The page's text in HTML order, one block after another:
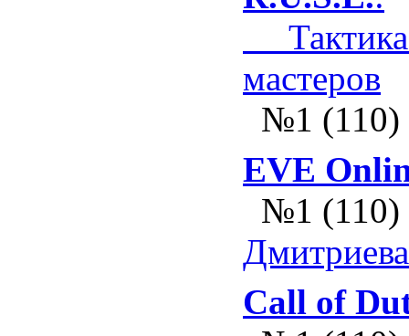
Тактика
мастеров
№1 (110)
EVE
№1 (110)
Дмитриева
Call of